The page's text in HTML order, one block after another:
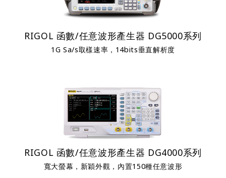
RIGOL 函數/任意波形產生器 DG5000系列
1G Sa/s取樣速率，14bits垂直解析度
RIGOL 函數/任意波形產生器 DG4000系列
寬大螢幕，新穎外觀，內置150種任意波形